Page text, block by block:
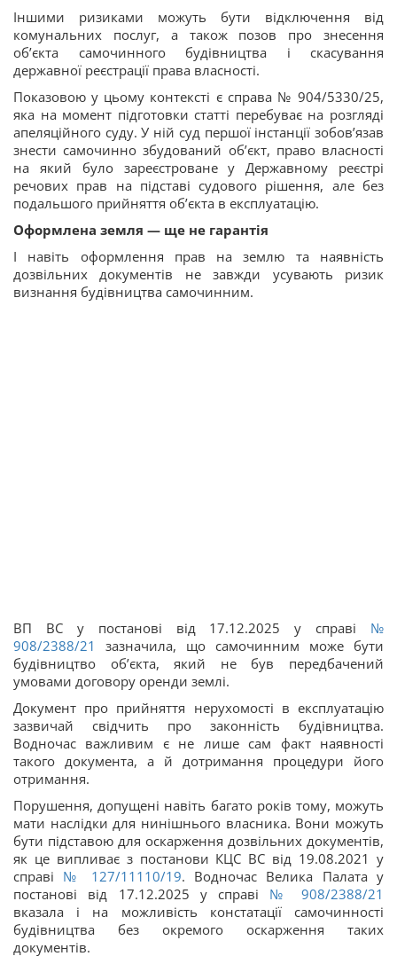
Іншими ризиками можуть бути відключення від
комунальних послуг, а також позов про знесення
об’єкта самочинного будівництва і скасування
державної реєстрації права власності.
Показовою у цьому контексті є справа № 904/5330/25,
яка на момент підготовки статті перебуває на розгляді
апеляційного суду. У ній суд першої інстанції зобов’язав
знести самочинно збудований об’єкт, право власності
на який було зареєстроване у Державному реєстрі
речових прав на підставі судового рішення, але без
подальшого прийняття об’єкта в експлуатацію.
Оформлена земля — ще не гарантія
І навіть оформлення прав на землю та наявність
дозвільних документів не завжди усувають ризик
визнання будівництва самочинним.
ВП ВС у постанові від 17.12.2025 у справі №
908/2388/21
зазначила, що самочинним може бути
будівництво об’єкта, який не був передбачений
умовами договору оренди землі.
Документ про прийняття нерухомості в експлуатацію
зазвичай свідчить про законність будівництва.
Водночас важливим є не лише сам факт наявності
такого документа, а й дотримання процедури його
отримання.
Порушення, допущені навіть багато років тому, можуть
мати наслідки для нинішнього власника. Вони можуть
бути підставою для оскарження дозвільних документів,
як це випливає з постанови КЦС ВС від 19.08.2021 у
справі № 127/11110/19. Водночас Велика Палата у
постанові від 17.12.2025 у справі № 908/2388/21
вказала і на можливість констатації самочинності
будівництва без окремого оскарження таких
документів.